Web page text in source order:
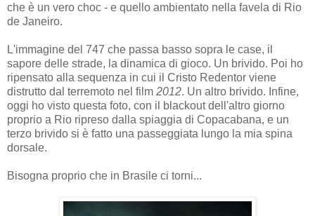
che è un vero choc - e quello ambientato nella favela di Rio
de Janeiro.
L'immagine del 747 che passa basso sopra le case, il
sapore delle strade, la dinamica di gioco. Un brivido. Poi ho
ripensato alla sequenza in cui il Cristo Redentor viene
distrutto dal terremoto nel film 2012. Un altro brivido. Infine,
oggi ho visto questa foto, con il blackout dell'altro giorno
proprio a Rio ripreso dalla spiaggia di Copacabana, e un
terzo brivido si è fatto una passeggiata lungo la mia spina
dorsale.
Bisogna proprio che in Brasile ci torni...